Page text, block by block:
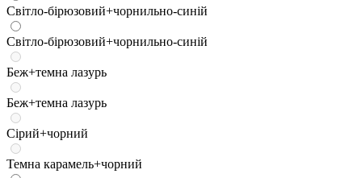
Світло-бірюзовий+чорнильно-синій
Світло-бірюзовий+чорнильно-синій
Беж+темна лазурь
Беж+темна лазурь
Сірий+чорний
Темна карамель+чорний